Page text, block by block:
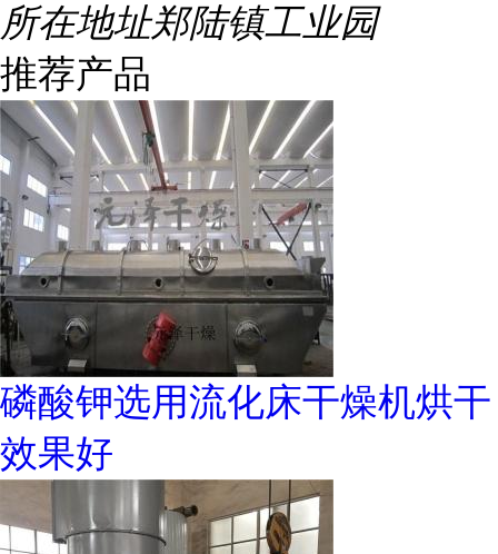
所在地址郑陆镇工业园
推荐产品
磷酸钾选用流化床干燥机烘干
效果好